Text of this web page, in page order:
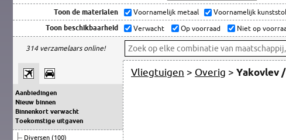
Toon de materialen Voornamelijk metaal Voornamelijk
Toon beschikbaarheid Verwacht Op voorraad Niet op
314 verzamelaars online!
Aanbiedingen
Nieuw binnen
Binnenkort verwacht
Toekomstige uitgaven
Diversen (100)
Vliegtuigen > Overig > Yakovlev